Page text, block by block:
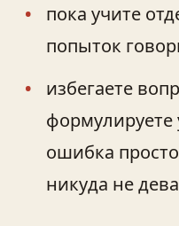
пока учите
попыток
избегаете
формулируете
ошибка
никуда не